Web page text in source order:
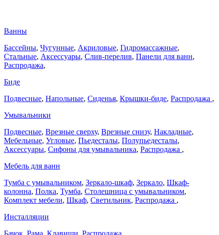
Ванны
Бассейны, Чугунные, Акриловые, Гидромассажные,
Стальные, Аксессуары, Слив-перелив, Панели для ванн,
Распродажа,
Биде
Подвесные, Напольные, Сиденья, Крышки-биде, Распродажа ,
Умывальники
Подвесные, Врезные сверху, Врезные снизу, Накладные,
Мебельные, Угловые, Пьедесталы, Полупьедесталы,
Аксессуары, Сифоны для умывальника, Распродажа ,
Мебель для ванн
Тумба с умывальником, Зеркало-шкаф, Зеркало, Шкаф-
колонна, Полка, Тумба, Столешница с умывальником,
Комплект мебели, Шкаф, Светильник, Распродажа ,
Инсталляции
Бачок Рама Клавиши Распродажа